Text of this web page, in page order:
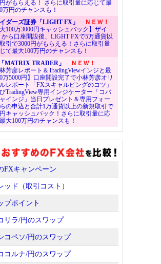
がもらえる！ さらに取引量に応じて最
万円のチャンスも！
ダーズ証券「LIGHT FX」
ＮＥＷ！
大100万3000円キャッシュバック】ザイ
ら口座開設後、LIGHT FXで5万通貨以
取引で3000円がもらえる！さらに取引量
て最大100万円のチャンスも！
MATRIX TRADER」
ＮＥＷ！
林芳彦レポート＆TradingViewインジと最
万5000円】口座開設完了で小林芳彦オリ
レポート「FXスキャルピングのコツ」
TradingView専用インジケーター「コバ
インジ」当日プレゼント＆専用フォー
の申込と合計1万通貨以上の新規取引で
キャッシュバック！さらに取引量に応
大100万円のチャンスも！
FXキャンペーン
ッド（取引コスト）
プポイント
リラ/円のスワップ
コペソ/円のスワップ
コルナ/円のスワップ